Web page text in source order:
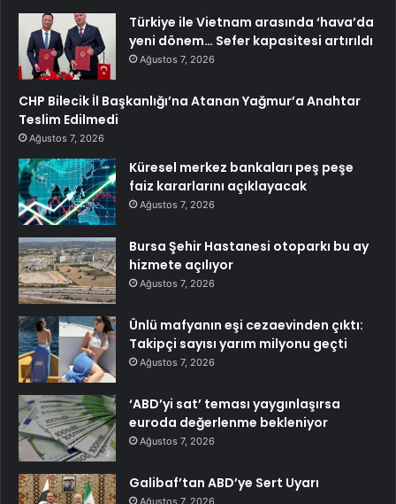
Türkiye ile Vietnam arasında ‘hava’da
yeni dönem… Sefer kapasitesi artırıldı
Ağustos 7, 2026
CHP Bilecik İl Başkanlığı’na Atanan Yağmur’a Anahtar
Teslim Edilmedi
Ağustos 7, 2026
Küresel merkez bankaları peş peşe
faiz kararlarını açıklayacak
Ağustos 7, 2026
Bursa Şehir Hastanesi otoparkı bu ay
hizmete açılıyor
Ağustos 7, 2026
Ünlü mafyanın eşi cezaevinden çıktı:
Takipçi sayısı yarım milyonu geçti
Ağustos 7, 2026
‘ABD’yi sat’ teması yaygınlaşırsa
euroda değerlenme bekleniyor
Ağustos 7, 2026
Galibaf’tan ABD’ye Sert Uyarı
Ağustos 7, 2026